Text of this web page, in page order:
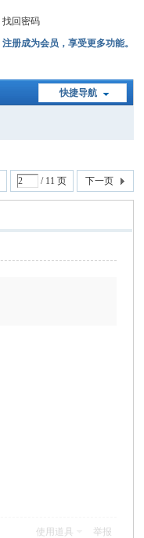
找回密码
注册成为会员，享受更多功能。
快捷导航
/ 11 页 下一页
使用道具 举报